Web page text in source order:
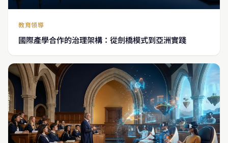
教育領導
國際產學合作的治理架構：從劍橋模式到亞洲實踐